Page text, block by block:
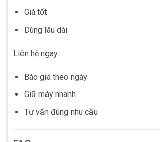
Giá tốt
Dùng lâu dài
Liên hệ ngay:
Báo giá theo ngày
Giữ máy nhanh
Tư vấn đúng nhu cầu